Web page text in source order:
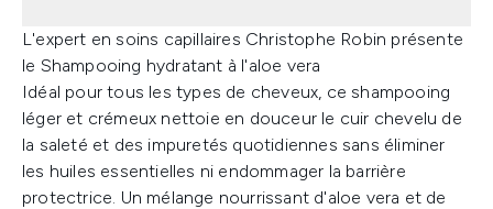
L'expert en soins capillaires Christophe Robin présente
le Shampooing hydratant à l'aloe vera
Idéal pour tous les types de cheveux, ce shampooing
léger et crémeux nettoie en douceur le cuir chevelu de
la saleté et des impuretés quotidiennes sans éliminer
les huiles essentielles ni endommager la barrière
protectrice. Un mélange nourrissant d'aloe vera et de